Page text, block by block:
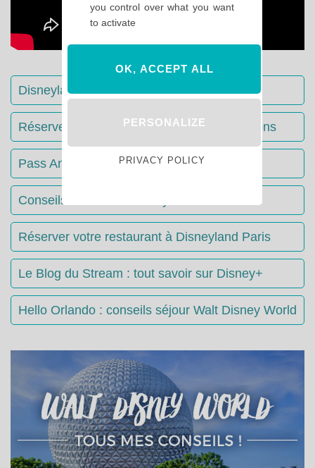
Disneyland Paris : Le guide complet
Réserver votre séjour : toutes les informations
Pass Annuels Disney : informations
Conseils & Astuces Disneyland Paris
Réserver votre restaurant à Disneyland Paris
Le Blog du Stream : tout savoir sur Disney+
Hello Orlando : conseils séjour Walt Disney World
you control over what you want
to activate
OK, ACCEPT ALL
PERSONALIZE
PRIVACY POLICY